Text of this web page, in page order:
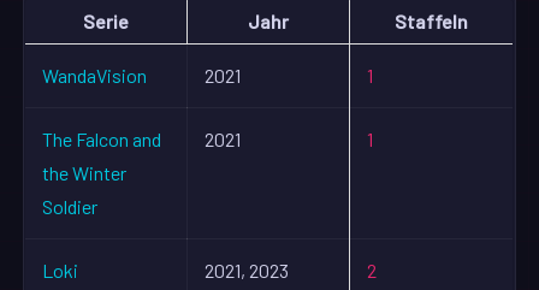
Serie Jahr Staffeln
WandaVision 2021 1
The Falcon and
the Winter
Soldier
2021 1
Loki 2021, 2023 2